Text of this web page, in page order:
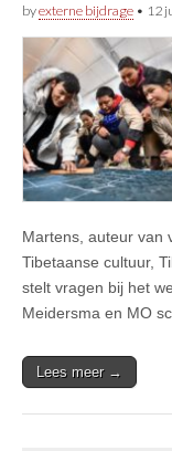
byexterne bijdrage • 12
Martens, auteur van
Tibetaanse cultuur,
stelt vragen bij het
Meidersma en MO
Lees meer →